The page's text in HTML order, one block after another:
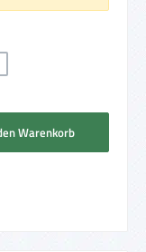
die Schaltflächen um
Warenkorb